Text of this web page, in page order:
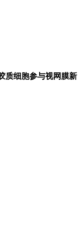
质细胞参与视网膜新